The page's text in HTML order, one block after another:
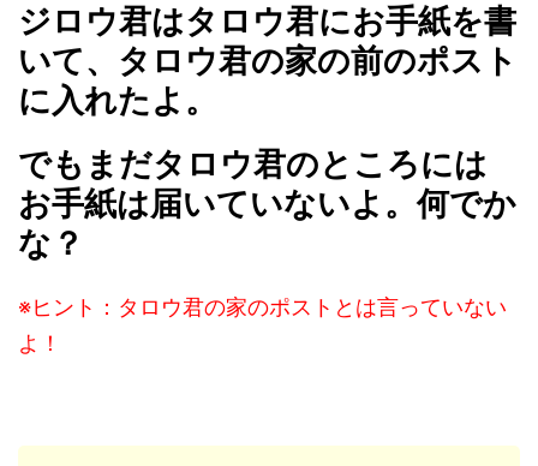
ジロウ君はタロウ君にお手紙を書
いて、タロウ君の家の前のポスト
に入れたよ。
でもまだタロウ君のところには
お手紙は届いていないよ。何でか
な？
※ヒント：タロウ君の家のポストとは言っていない
よ！